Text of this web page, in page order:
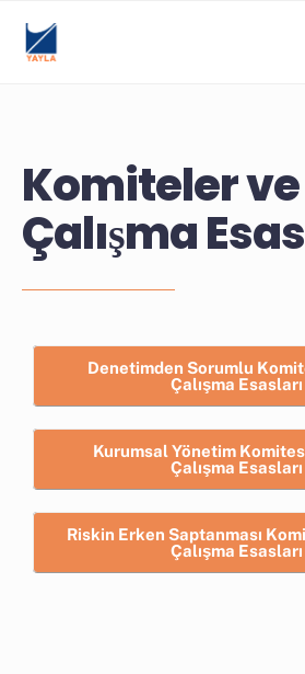
Komiteler ve
Çalışma
Denetimden Sorumlu
Çalışma Esasları
Kurumsal Yönetim
Çalışma Esasları
Riskin Erken Saptanması
Çalışma Esasları